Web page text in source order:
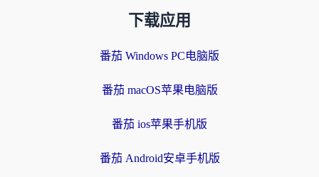
下载应用
番茄 Windows PC电脑版
番茄 macOS苹果电脑版
番茄 ios苹果手机版
番茄 Android安卓手机版